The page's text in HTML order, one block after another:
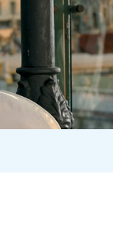
FÍNSKO
FRANCÚZSKO
GRÉCKO
ISLAND
MADEIRA
PORTUGALSKO